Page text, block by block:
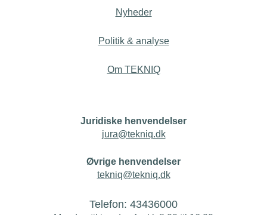
Nyheder
Politik & analyse
Om TEKNIQ
Juridiske henvendelser
jura@tekniq.dk
Øvrige henvendelser
tekniq@tekniq.dk
Telefon: 43436000